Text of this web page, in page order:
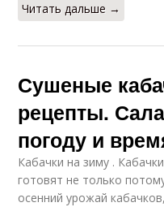
Читать дальше →
Сушеные
рецепты.
погоду и
Кабачки на зиму .
готовят не только
осенний урожай